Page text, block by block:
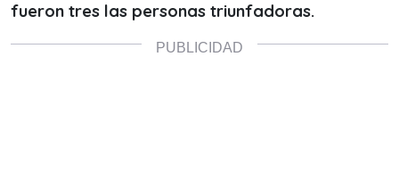
fueron tres las personas triunfadoras.